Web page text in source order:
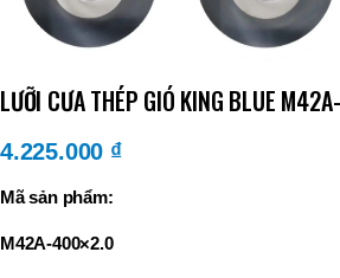
LƯỠI CƯA THÉP GIÓ KING BLUE
4.225.000 ₫
Mã sản phẩm:
M42A-400×2.0